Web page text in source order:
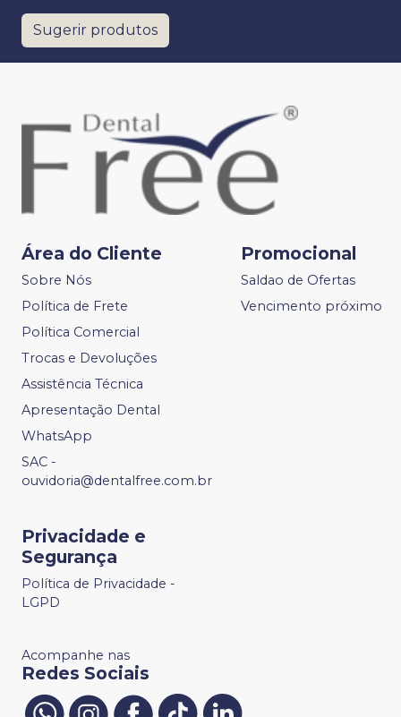
Sugerir produtos
Área do Cliente
Sobre Nós
Política de Frete
Política Comercial
Trocas e Devoluções
Assistência Técnica
Apresentação Dental
WhatsApp
SAC -
ouvidoria@dentalfree.com.br
Promocional
Saldao de Ofertas
Vencimento próximo
Privacidade e
Segurança
Política de Privacidade -
LGPD
Acompanhe nas
Redes Sociais